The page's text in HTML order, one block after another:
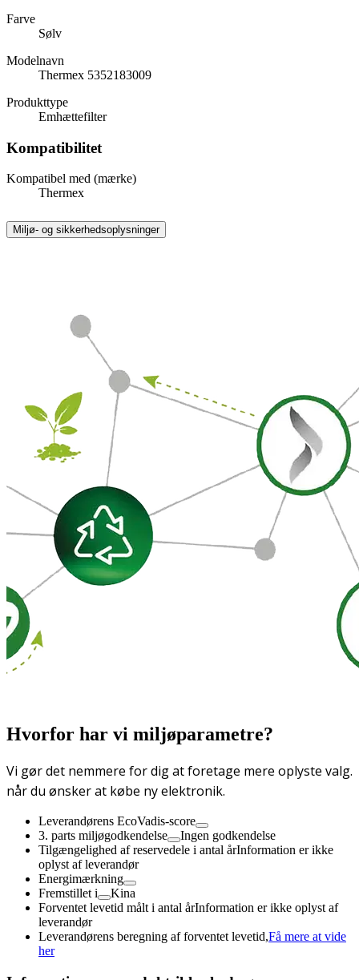
Farve
Sølv
Modelnavn
Thermex 5352183009
Produkttype
Emhættefilter
Kompatibilitet
Kompatibel med (mærke)
Thermex
Miljø- og sikkerhedsoplysninger
Hvorfor har vi miljøparametre?
Vi gør det nemmere for dig at foretage mere oplyste valg.
når du ønsker at købe ny elektronik.
Leverandørens EcoVadis-score
3. parts miljøgodkendelse
Ingen godkendelse
Tilgængelighed af reservedele i antal årInformation er ikke
oplyst af leverandør
Energimærkning
Fremstillet i
Kina
Forventet levetid målt i antal årInformation er ikke oplyst af
leverandør
Leverandørens beregning af forventet levetid,Få mere at vide
her